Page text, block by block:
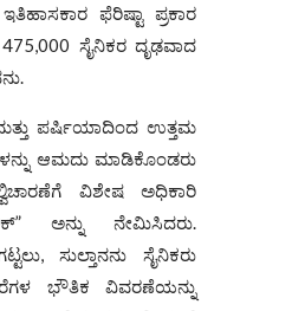
ಫೆರಿಷ್ಟಾ ಪ್ರಕಾರ
475,000 ಸೈನಿಕರ ದೃಢವಾದ
ಪರ್ಷಿಯಾದಿಂದ ಉತ್ತಮ
ಆಮದು ಮಾಡಿಕೊಂಡರು
ವಿಶೇಷ ಅಧಿಕಾರಿ
ಅನ್ನು ನೇಮಿಸಿದರು.
ಸುಲ್ತಾನನು ಸೈನಿಕರು
ಭೌತಿಕ ವಿವರಣೆಯನ್ನು